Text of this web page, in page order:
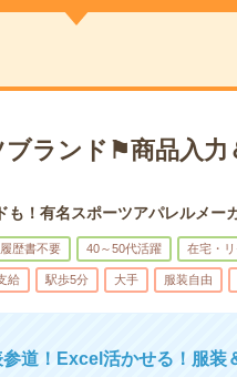
ブランド⚑商品入力
も！有名スポーツアパレルメー
履歴書不要 40～50代活躍 在宅・
給 駅歩5分 大手 服装自由
道！Excel活かせる！服装